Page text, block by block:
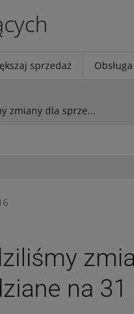
sprzedaż
Wprowadziliśmy zmiany dla sprzedających zapowiedziane na 31 marca
na